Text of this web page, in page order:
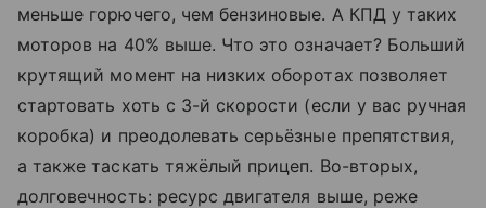
меньше горючего, чем бензиновые. А КПД у таких
моторов на 40% выше. Что это означает? Больший
крутящий момент на низких оборотах позволяет
стартовать хоть с 3-й скорости (если у вас ручная
коробка) и преодолевать серьёзные препятствия,
а также таскать тяжёлый прицеп. Во-вторых,
долговечность: ресурс двигателя выше, реже